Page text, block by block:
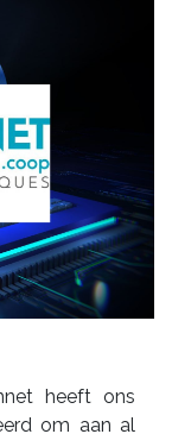
heeft ons
om aan al